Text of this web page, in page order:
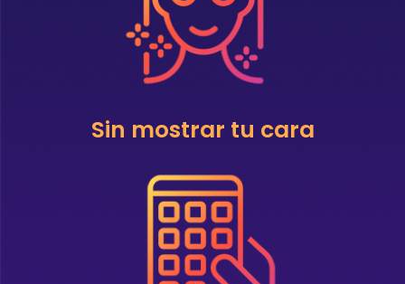
Sin mostrar tu cara